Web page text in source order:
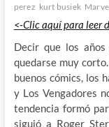
perez kurt busiek
<-Clic aquí para leer
Decir que los
quedarse muy
buenos cómics, los
y Los Vengadores
tendencia formó
siguió a Roger